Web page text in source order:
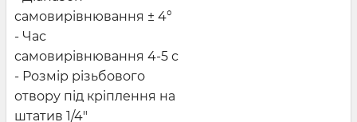
самовирівнювання ± 4°
- Час
самовирівнювання 4-5 с
- Розмір різьбового
отвору під кріплення на
штатив 1/4"